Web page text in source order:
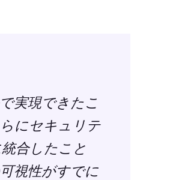
実現できたこ
にセキュリテ
合したこと
視性がすでに